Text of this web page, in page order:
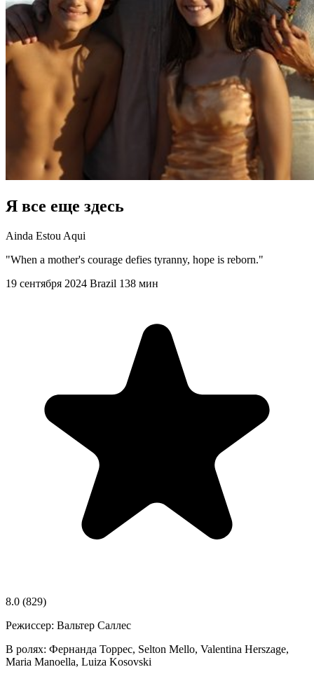
Я все еще здесь
Ainda Estou Aqui
"When a mother's courage defies tyranny, hope is reborn."
19 сентября 2024 Brazil 138 мин
8.0 (829)
Режиссер: Вальтер Саллес
В ролях: Фернанда Торрес, Selton Mello, Valentina Herszage,
Maria Manoella, Luiza Kosovski